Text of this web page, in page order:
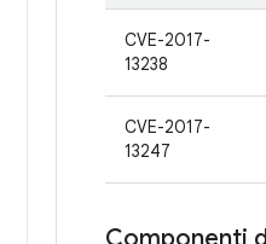
CVE-2017-
13238
CVE-2017-
13247